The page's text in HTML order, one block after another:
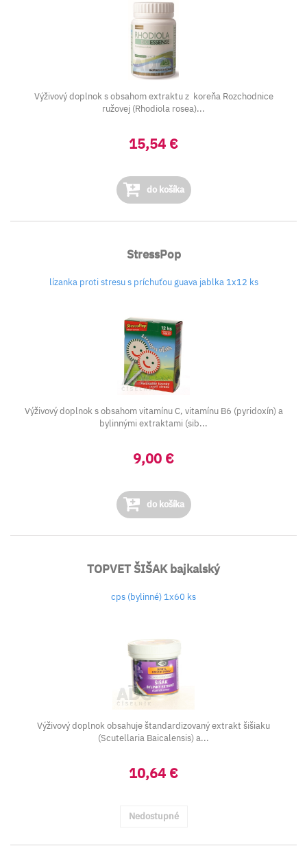
Výživový doplnok s obsahom extraktu z koreňa Rozchodnice
ružovej (Rhodiola rosea)...
15,54 €
do košíka
StressPop
lízanka proti stresu s príchuťou guava jablka 1x12 ks
Výživový doplnok s obsahom vitamínu C, vitamínu B6 (pyridoxín) a
bylinnými extraktami (sib...
9,00 €
do košíka
TOPVET ŠIŠAK bajkalský
cps (bylinné) 1x60 ks
Výživový doplnok obsahuje štandardizovaný extrakt šišiaku
(Scutellaria Baicalensis) a...
10,64 €
Nedostupné